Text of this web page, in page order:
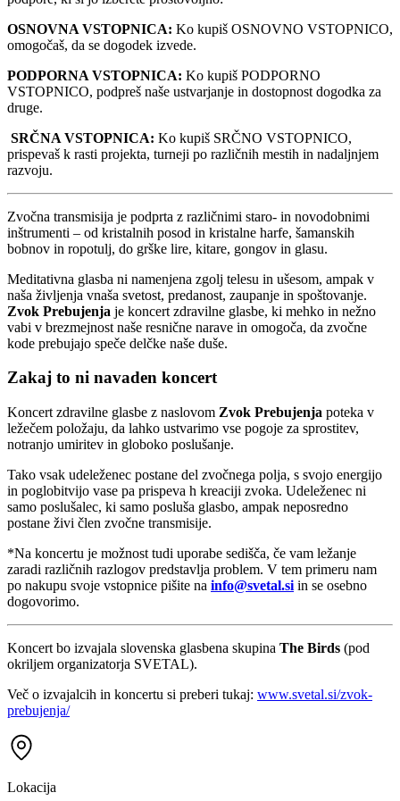
OSNOVNA VSTOPNICA: Ko kupiš OSNOVNO VSTOPNICO,
omogočaš, da se dogodek izvede.
PODPORNA VSTOPNICA: Ko kupiš PODPORNO
VSTOPNICO, podpreš naše ustvarjanje in dostopnost dogodka za
druge.
SRČNA VSTOPNICA: Ko kupiš SRČNO VSTOPNICO,
prispevaš k rasti projekta, turneji po različnih mestih in nadaljnjem
razvoju.
Zvočna transmisija je podprta z različnimi staro- in novodobnimi
inštrumenti – od kristalnih posod in kristalne harfe, šamanskih
bobnov in ropotulj, do grške lire, kitare, gongov in glasu.
Meditativna glasba ni namenjena zgolj telesu in ušesom, ampak v
naša življenja vnaša svetost, predanost, zaupanje in spoštovanje.
Zvok Prebujenja je koncert zdravilne glasbe, ki mehko in nežno
vabi v brezmejnost naše resnične narave in omogoča, da zvočne
kode prebujajo speče delčke naše duše.
Zakaj to ni navaden koncert
Koncert zdravilne glasbe z naslovom Zvok Prebujenja poteka v
ležečem položaju, da lahko ustvarimo vse pogoje za sprostitev,
notranjo umiritev in globoko poslušanje.
Tako vsak udeleženec postane del zvočnega polja, s svojo energijo
in poglobitvijo vase pa prispeva h kreaciji zvoka. Udeleženec ni
samo poslušalec, ki samo posluša glasbo, ampak neposredno
postane živi člen zvočne transmisije.
*Na koncertu je možnost tudi uporabe sedišča, če vam ležanje
zaradi različnih razlogov predstavlja problem. V tem primeru nam
po nakupu svoje vstopnice pišite na info@svetal.si in se osebno
dogovorimo.
Koncert bo izvajala slovenska glasbena skupina The Birds (pod
okriljem organizatorja SVETAL).
Več o izvajalcih in koncertu si preberi tukaj: www.svetal.si/zvok-
prebujenja/
Lokacija